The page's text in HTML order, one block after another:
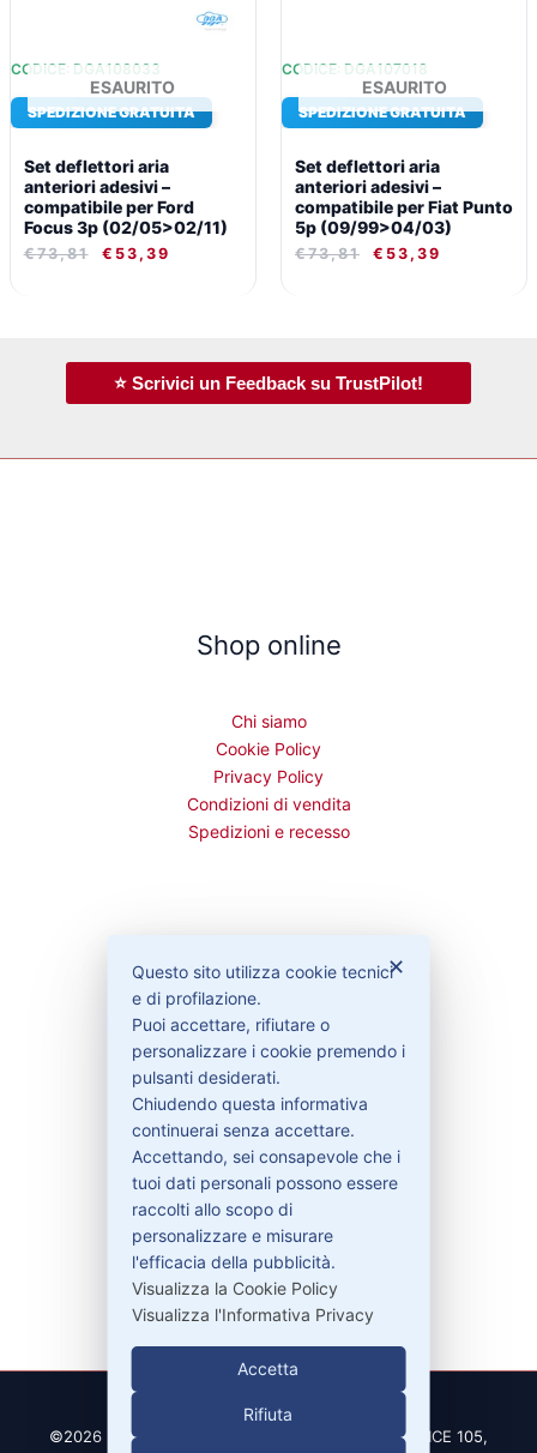
ESAURITO
CODICE: DGA108033
SPEDIZIONE GRATUITA
Set deflettori aria
anteriori adesivi –
compatibile per Ford
Focus 3p (02/05>02/11)
€73,81 € 53,39
ESAURITO
CODICE: DGA107018
SPEDIZIONE GRATUITA
Set deflettori aria
anteriori adesivi –
compatibile per Fiat Punto
5p (09/99>04/03)
€73,81 € 53,39
⭐ Scrivici un Feedback su TrustPilot!
Shop online
Chi siamo
Cookie Policy
Privacy Policy
Condizioni di vendita
Spedizioni e recesso
Contattaci
Garanzie
Contatti
329-30.78.513
info@pitdriver.com
©2026 PitDriver | CROCO DEAL S.R.L. VIA DEL SALICE 105,
✕
Questo sito utilizza cookie tecnici
e di profilazione.
Puoi accettare, rifiutare o
personalizzare i cookie premendo i
pulsanti desiderati.
Chiudendo questa informativa
continuerai senza accettare.
Accettando, sei consapevole che i
tuoi dati personali possono essere
raccolti allo scopo di
personalizzare e misurare
l'efficacia della pubblicità.
Visualizza la Cookie Policy
Visualizza l'Informativa Privacy
Accetta
Rifiuta